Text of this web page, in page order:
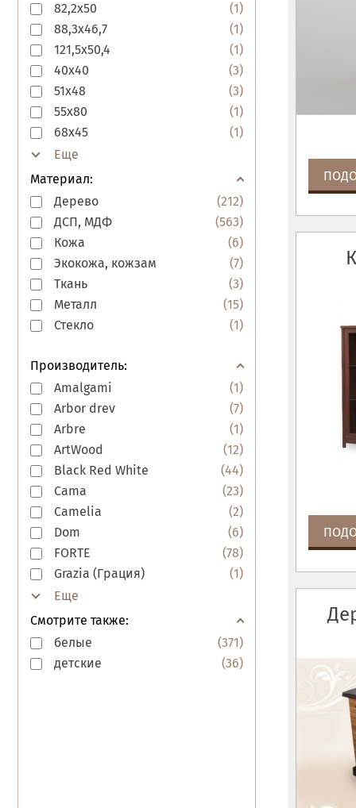
82,2x50
(1)
88,3x46,7
(1)
121,5x50,4
(1)
40x40
(3)
51x48
(3)
55x80
(1)
68x45
(1)
Материал:
Дерево
(212)
ДСП, МДФ
(563)
Кожа
(6)
Экокожа, кожзам
(7)
Ткань
(3)
Металл
(15)
Стекло
(1)
Производитель:
Amalgami
(1)
Arbor drev
(7)
Arbre
(1)
ArtWood
(12)
Black Red White
(44)
Cama
(23)
Camelia
(2)
Dom
(6)
FORTE
(78)
Grazia (Грация)
(1)
Смотрите также:
белые
(371)
детские
(36)